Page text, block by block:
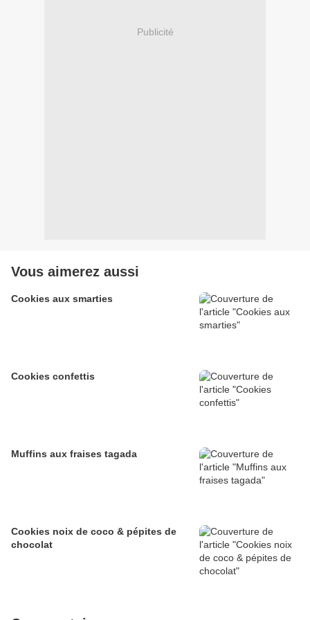
Publicité
Vous aimerez aussi
Cookies aux smarties
Cookies confettis
Muffins aux fraises tagada
Cookies noix de coco & pépites de
chocolat